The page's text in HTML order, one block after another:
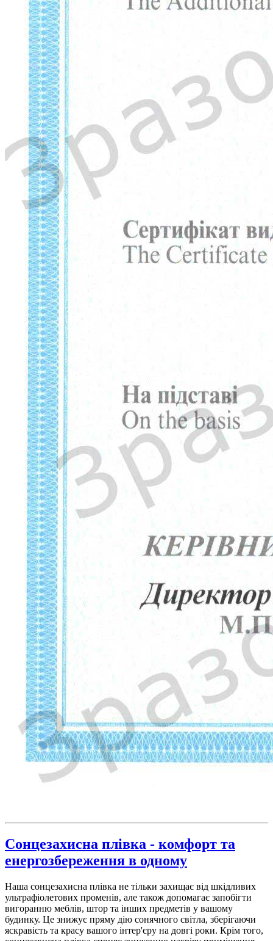
Сонцезахисна плівка - комфорт та
енергозбереження в одному
Наша сонцезахисна плівка не тільки захищає від шкідливих
ультрафіолетових променів, але також допомагає запобігти
вигоранню меблів, штор та інших предметів у вашому
будинку. Це знижує пряму дію сонячного світла, зберігаючи
яскравість та красу вашого інтер'єру на довгі роки. Крім того,